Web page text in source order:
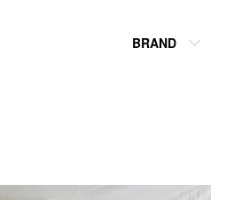
BRAND